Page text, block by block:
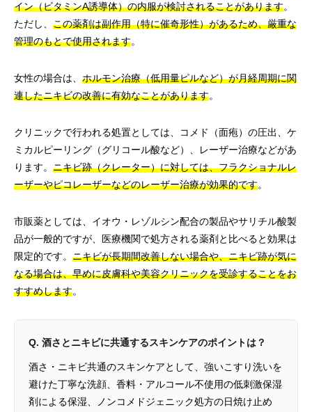
イン（ビタミンA誘導体）の内服が検討されることがあります。
ただし、 この薬剤は副作用（特に催奇形性）があるため、厳重な
管理のもとで使用されます。
女性の場合は、 ホルモン治療（低用量ピルなど）が月経周期に関
連したニキビの改善に有効なことがあります。
クリニックで行われる処置としては、コメド（面疱）の圧出、ケ
ミカルピーリング（グリコール酸など）、レーザー治療などがあ
ります。 ニキビ跡（クレーター）に対しては、フラクショナルレ
ーザーやピコレーザーなどのレーザー治療が効果的です。
市販薬としては、イオウ・レゾルシン配合の製品やサリチル酸製
品が一般的ですが、医療機関で処方される薬剤と比べると効果は
限定的です。 ニキビが長期間改善しない場合や、ニキビ跡が気に
なる場合は、早めに皮膚科や美容クリニックを受診することをお
すすめします。
Q. 酒さとニキビに共通するスキンケアのポイントは？
酒さ・ニキビ共通のスキンケアとして、強いこすり洗いを
避けた丁寧な洗顔、香料・アルコール不使用の低刺激保湿
剤による保湿、ノンコメドジェニック処方の日焼け止め